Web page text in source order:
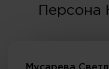
Персона